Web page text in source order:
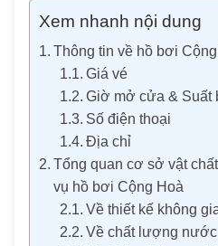
Xem nhanh nội dung
Thông tin về hồ bơi
Giá vé
Giờ mở cửa & Suất
Số điện thoại
Địa chỉ
Tổng quan cơ sở vật
vụ hồ bơi Cộng Hoà
Về thiết kế không
Về chất lượng nước